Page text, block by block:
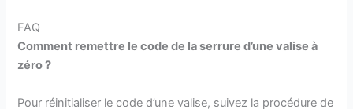
FAQ
Comment remettre le code de la serrure d’une valise à
zéro ?
Pour réinitialiser le code d’une valise, suivez la procédure de